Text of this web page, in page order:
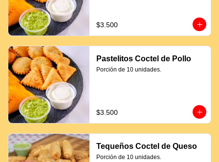
$3.500
Pastelitos Coctel de Pollo
Porción de 10 unidades.
$3.500
Tequeños Coctel de Queso
Porción de 10 unidades.